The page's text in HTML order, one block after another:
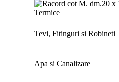
Termice
Tevi, Fitinguri si Robineti
Apa si Canalizare